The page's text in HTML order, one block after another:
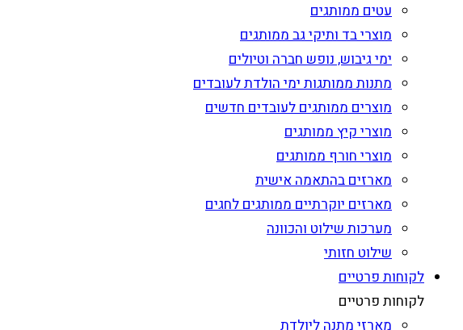
עטים ממותגים
מוצרי בד ותיקי גב ממותגים
ימי גיבוש, נופש חברה וטיולים
מתנות ממותגות ימי הולדת לעובדים
מוצרים ממותגים לעובדים חדשים
מוצרי קיץ ממותגים
מוצרי חורף ממותגים
מארזים בהתאמה אישית
מארזים יוקרתיים ממותגים לחגים
מערכות שילוט והכוונה
שילוט חזותי
לקוחות פרטיים
לקוחות פרטיים
מארזי מתנה ליולדת